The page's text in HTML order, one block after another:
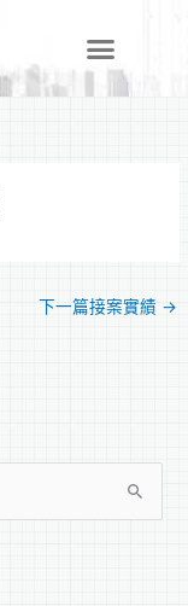
下一篇接案實績 →